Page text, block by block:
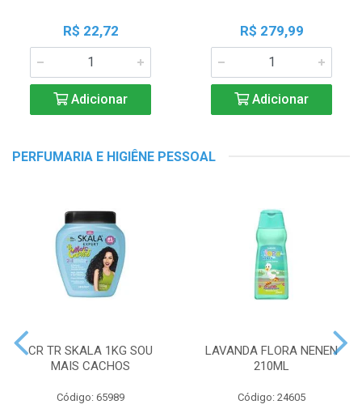
R$ 22,72
Adicionar
R$ 279,99
Adicionar
PERFUMARIA E HIGIÊNE PESSOAL
CR TR SKALA 1KG SOU
MAIS CACHOS
Código: 65989
LAVANDA FLORA NENEN
210ML
Código: 24605